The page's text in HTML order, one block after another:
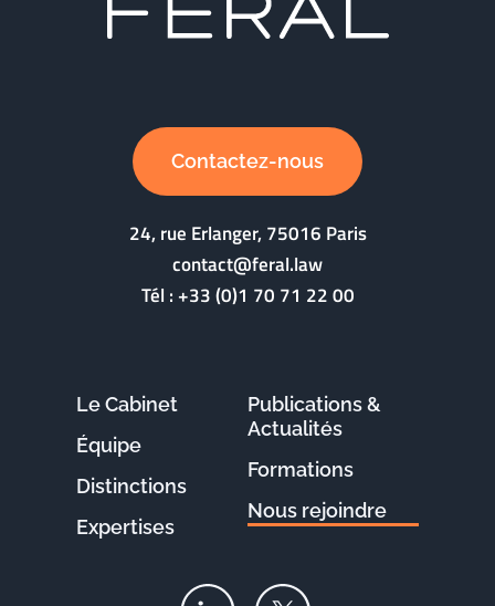
Contactez-nous
24, rue Erlanger, 75016 Paris
contact@feral.law
Tél :+33 (0)1 70 71 22 00
Le Cabinet
Équipe
Distinctions
Expertises
Publications &
Actualités
Formations
Nous rejoindre